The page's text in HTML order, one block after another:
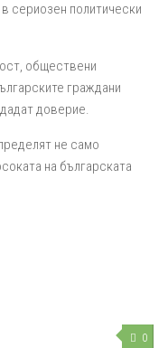
сериозен политически
обществени
граждани
доверие.
не само
на българската
0